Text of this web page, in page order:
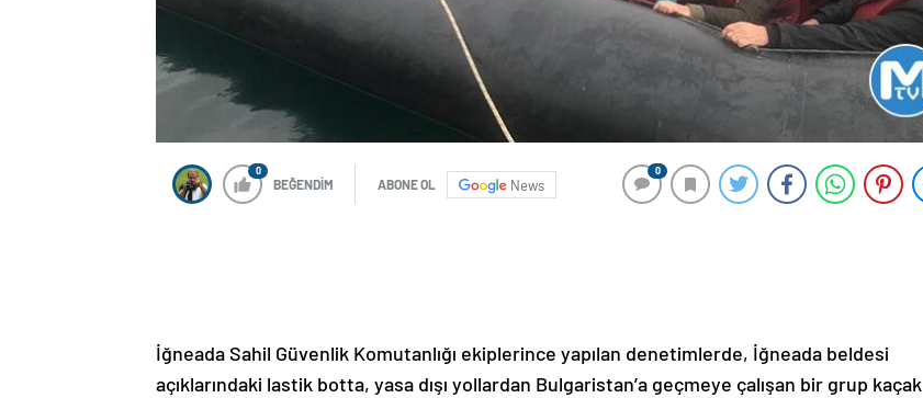
0
BEĞENDİM ABONE OL News
0
İğneada Sahil Güvenlik Komutanlığı ekiplerince yapılan denetimlerde, İğneada beldesi
açıklarındaki lastik botta, yasa dışı yollardan Bulgaristan’a geçmeye çalışan bir grup kaçak